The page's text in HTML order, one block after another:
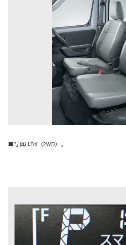
■写真はDX（2WD）。